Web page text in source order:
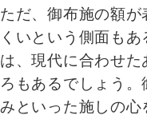
ただ、御布施の額
くいという側面も
は、現代に合わせた
ろもあるでしょう
みといった施しの心